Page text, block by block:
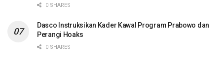
0 SHARES
Dasco Instruksikan Kader Kawal Program Prabowo dan
Perangi Hoaks
0 SHARES